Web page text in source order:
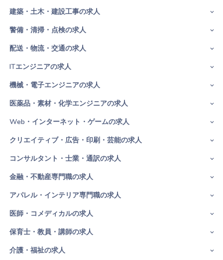
建築・土木・建設工事の求人
警備・清掃・点検の求人
配送・物流・交通の求人
ITエンジニアの求人
機械・電子エンジニアの求人
医薬品・素材・化学エンジニアの求人
Web・インターネット・ゲームの求人
クリエイティブ・広告・印刷・芸能の求人
コンサルタント・士業・通訳の求人
金融・不動産専門職の求人
アパレル・インテリア専門職の求人
医師・コメディカルの求人
保育士・教員・講師の求人
介護・福祉の求人